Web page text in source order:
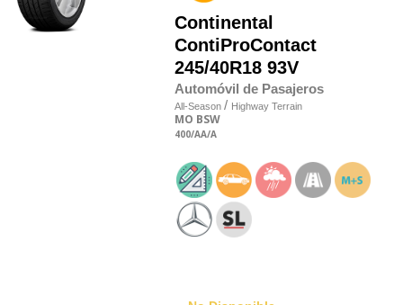
Continental
ContiProContact
245/40R18 93V
Automóvil de Pasajeros
All-Season / Highway Terrain
MO BSW
400/AA/A